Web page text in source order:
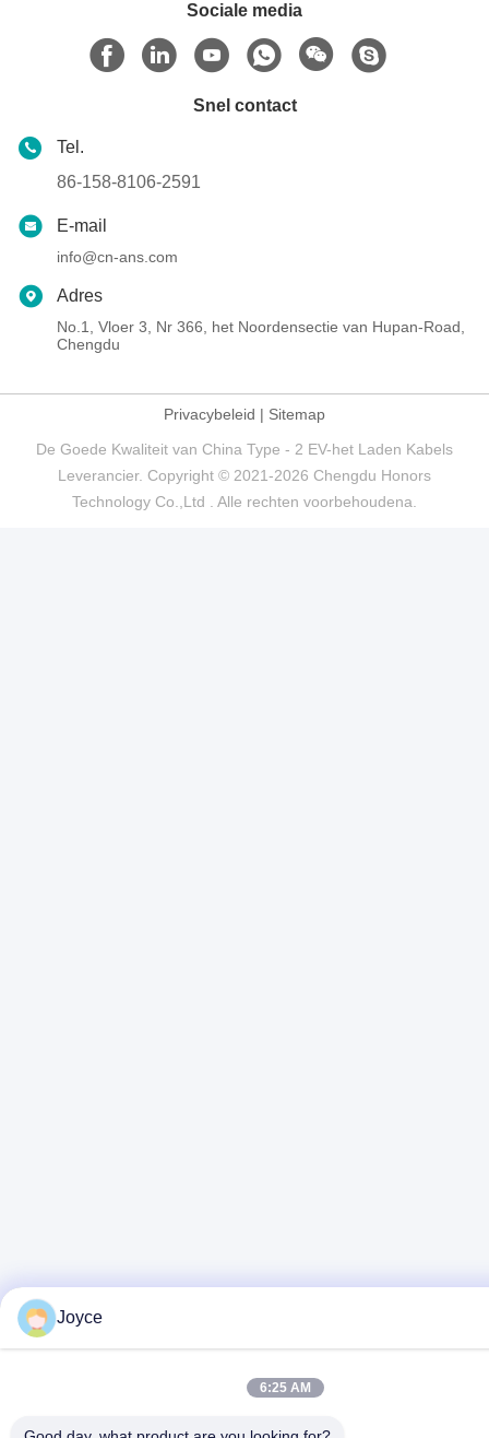
Sociale media
Snel contact
Tel.
86-158-8106-2591
E-mail
info@cn-ans.com
Adres
No.1, Vloer 3, Nr 366, het Noordensectie van Hupan-Road,
Chengdu
Privacybeleid | Sitemap
De Goede Kwaliteit van China Type - 2 EV-het Laden Kabels
Leverancier. Copyright © 2021-2026 Chengdu Honors
Technology Co.,Ltd . Alle rechten voorbehoudena.
Joyce
6:25 AM